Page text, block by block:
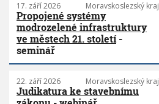
17. září 2026 Moravskoslezský kraj
Propojené systémy
modrozelené infrastruktury
ve městech 21. století-
seminář
22. září 2026 Moravskoslezský kraj
Judikatura ke stavebnímu